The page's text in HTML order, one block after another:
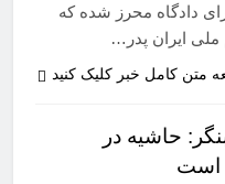
دادگاه محرز شده که
ملی ایران پدر…
متن کامل خبر کلیک کنید
حاشیه در
است